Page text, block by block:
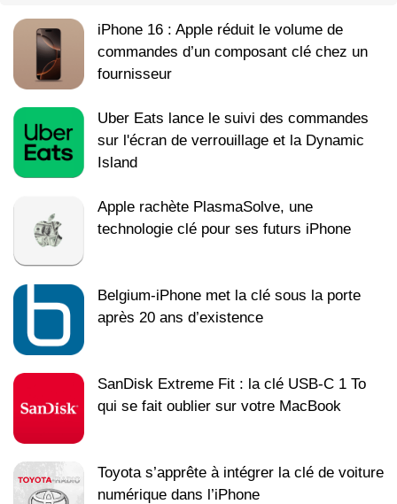
iPhone 16 : Apple réduit le volume de
commandes d’un composant clé chez un
fournisseur
Uber Eats lance le suivi des commandes
sur l'écran de verrouillage et la Dynamic
Island
Apple rachète PlasmaSolve, une
technologie clé pour ses futurs iPhone
Belgium-iPhone met la clé sous la porte
après 20 ans d’existence
SanDisk Extreme Fit : la clé USB-C 1 To
qui se fait oublier sur votre MacBook
Toyota s’apprête à intégrer la clé de voiture
numérique dans l’iPhone